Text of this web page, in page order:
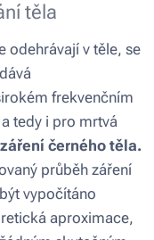
těla
odehrávají v těle, se
frekvenčním
tedy i pro mrtvá
záření černého těla.
průběh záření
vypočítáno
aproximace,